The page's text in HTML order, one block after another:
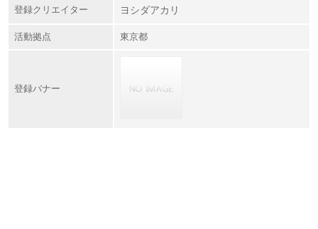
登録クリエイター ヨシダアカリ
活動拠点 東京都
登録バナー